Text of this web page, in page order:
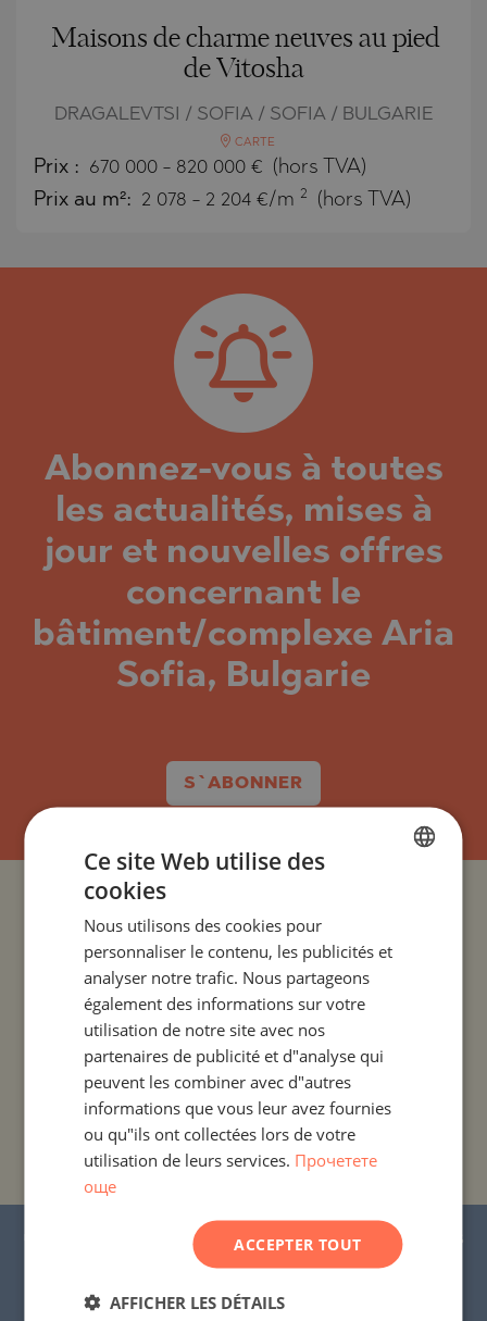
Maisons de charme neuves au pied
de Vitosha
DRAGALEVTSI / SOFIA / SOFIA / BULGARIE
CARTE
Prix : 670 000 - 820 000 € (hors TVA)
Prix au m²: 2 078 - 2 204 €/m 2 (hors TVA)
Abonnez-vous à toutes
les actualités, mises à
jour et nouvelles offres
concernant le
bâtiment/complexe Aria
Sofia, Bulgarie
S`ABONNER
PROJETS ET PROPRIÉTÉS PAR COLONIE
PROJETS ET PROPRIÉTÉS PAR TYPE DE PROPRIÉTÉ
PROJETS ET PROPRIÉTÉS PAR RÉGION
PROJETS ET PROPRIÉTÉS PAR NOM DE
BÂTIMENT/COMPLEXE
© 2016-2026 « Stonehard Marketing » Ltd. Tous
droits réservés.
GERMAN
ROMANIAN
Ce site Web utilise des
cookies
Nous utilisons des cookies pour
personnaliser le contenu, les publicités et
analyser notre trafic. Nous partageons
également des informations sur votre
utilisation de notre site avec nos
partenaires de publicité et d"analyse qui
peuvent les combiner avec d"autres
informations que vous leur avez fournies
ou qu"ils ont collectées lors de votre
utilisation de leurs services. Прочетете
още
ACCEPTER TOUT
AFFICHER LES DÉTAILS